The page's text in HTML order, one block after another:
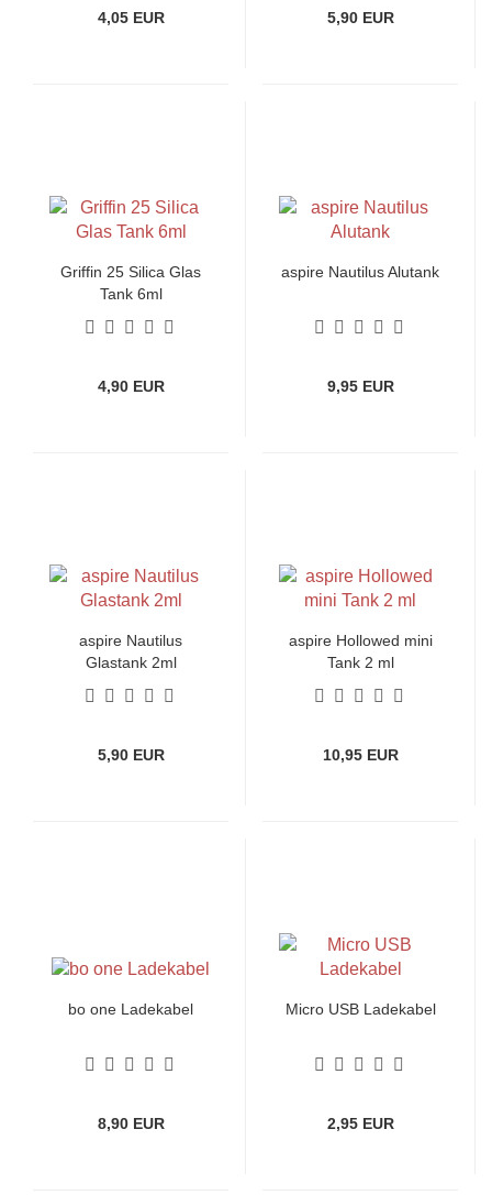
4,05 EUR 5,90 EUR
Griffin 25 Silica Glas
Tank 6ml
4,90 EUR
aspire Nautilus Alutank
9,95 EUR
aspire Nautilus
Glastank 2ml
5,90 EUR
aspire Hollowed mini
Tank 2 ml
10,95 EUR
bo one Ladekabel
8,90 EUR
Micro USB Ladekabel
2,95 EUR